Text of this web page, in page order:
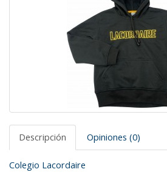
Descripción Opiniones (0)
Colegio Lacordaire